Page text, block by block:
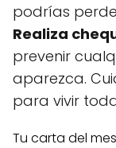
podrías
Realiza
prevenir
aparezca.
para vivir
Tu carta del